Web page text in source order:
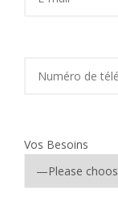
Vos Besoins